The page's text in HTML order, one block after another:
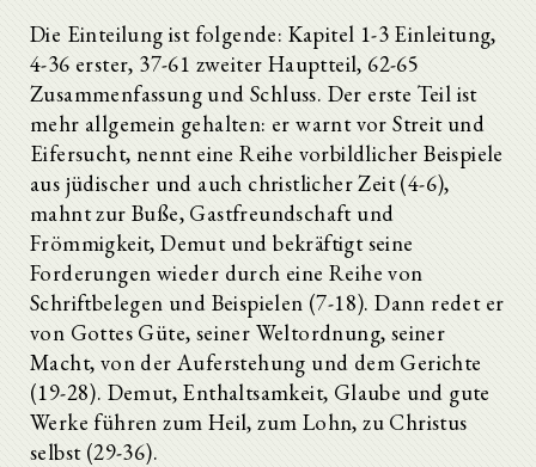
Die Einteilung ist folgende: Kapitel 1-3 Einleitung,
4-36 erster, 37-61 zweiter Hauptteil, 62-65
Zusammenfassung und Schluss. Der erste Teil ist
mehr allgemein gehalten: er warnt vor Streit und
Eifersucht, nennt eine Reihe vorbildlicher Beispiele
aus jüdischer und auch christlicher Zeit (4-6),
mahnt zur Buße, Gastfreundschaft und
Frömmigkeit, Demut und bekräftigt seine
Forderungen wieder durch eine Reihe von
Schriftbelegen und Beispielen (7-18). Dann redet er
von Gottes Güte, seiner Weltordnung, seiner
Macht, von der Auferstehung und dem Gerichte
(19-28). Demut, Enthaltsamkeit, Glaube und gute
Werke führen zum Heil, zum Lohn, zu Christus
selbst (29-36).